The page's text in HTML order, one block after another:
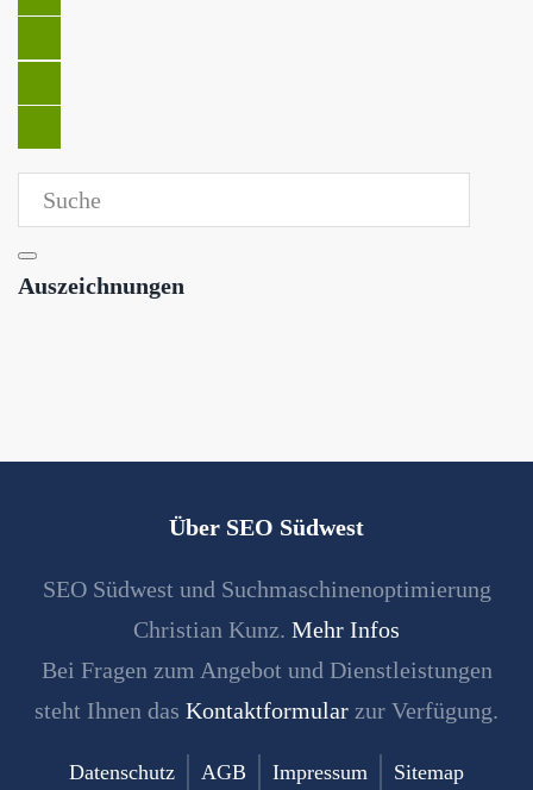
Auszeichnungen
Über SEO Südwest
SEO Südwest und Suchmaschinenoptimierung
Christian Kunz. Mehr Infos
Bei Fragen zum Angebot und Dienstleistungen
steht Ihnen das Kontaktformular zur Verfügung.
Datenschutz AGB Impressum Sitemap